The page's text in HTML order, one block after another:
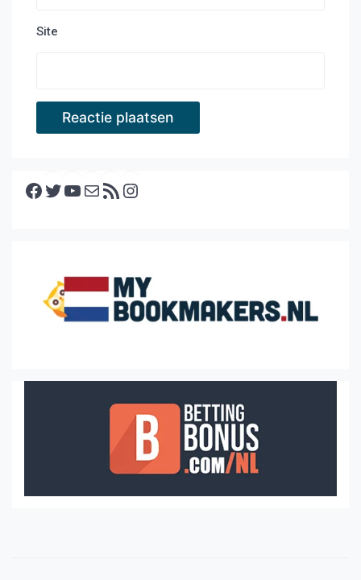
Site
Facebook Twitter YouTube E-mail RSS feed